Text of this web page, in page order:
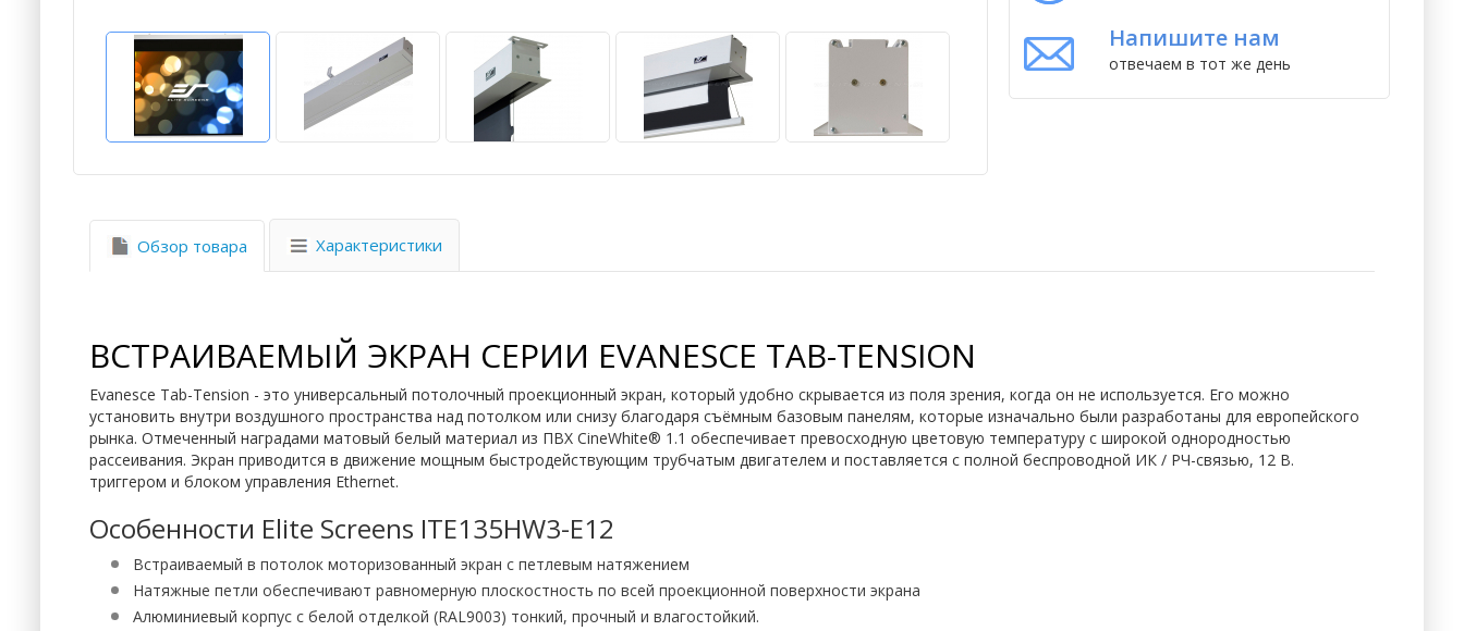
Напишите нам
отвечаем в тот же день
Обзор товара Характеристики
ВСТРАИВАЕМЫЙ ЭКРАН СЕРИИ EVANESCE TAB-TENSION
Evanesce Tab-Tension - это универсальный потолочный проекционный экран, который удобно скрывается из поля зрения, когда он не используется. Его можно
установить внутри воздушного пространства над потолком или снизу благодаря съёмным базовым панелям, которые изначально были разработаны для европейского
рынка. Отмеченный наградами матовый белый материал из ПВХ CineWhite® 1.1 обеспечивает превосходную цветовую температуру с широкой однородностью
рассеивания. Экран приводится в движение мощным быстродействующим трубчатым двигателем и поставляется с полной беспроводной ИК / РЧ-связью, 12 В.
триггером и блоком управления Ethernet.
Особенности Elite Screens ITE135HW3-E12
Встраиваемый в потолок моторизованный экран с петлевым натяжением
Натяжные петли обеспечивают равномерную плоскостность по всей проекционной поверхности экрана
Алюминиевый корпус с белой отделкой (RAL9003) тонкий, прочный и влагостойкий.